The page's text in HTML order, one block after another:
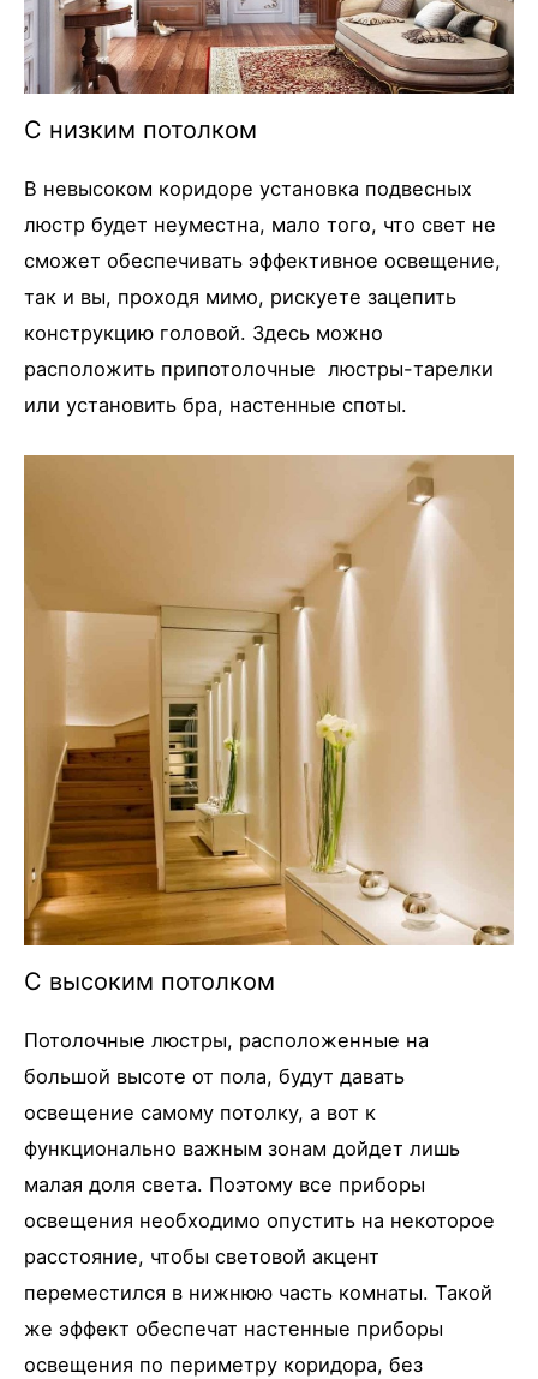
С низким потолком
В невысоком коридоре установка подвесных
люстр будет неуместна, мало того, что свет не
сможет обеспечивать эффективное освещение,
так и вы, проходя мимо, рискуете зацепить
конструкцию головой. Здесь можно
расположить припотолочные люстры-тарелки
или установить бра, настенные споты.
С высоким потолком
Потолочные люстры, расположенные на
большой высоте от пола, будут давать
освещение самому потолку, а вот к
функционально важным зонам дойдет лишь
малая доля света. Поэтому все приборы
освещения необходимо опустить на некоторое
расстояние, чтобы световой акцент
переместился в нижнюю часть комнаты. Такой
же эффект обеспечат настенные приборы
освещения по периметру коридора, без